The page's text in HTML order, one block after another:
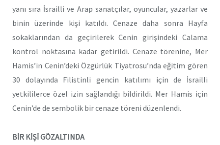
yanı sıra İsrailli ve Arap sanatçılar, oyuncular, yazarlar ve
binin üzerinde kişi katıldı. Cenaze daha sonra Hayfa
sokaklarından da geçirilerek Cenin girişindeki Calama
kontrol noktasına kadar getirildi. Cenaze törenine, Mer
Hamis’in Cenin’deki Özgürlük Tiyatrosu’nda eğitim gören
30 dolayında Filistinli gencin katılımı için de İsrailli
yetkililerce özel izin sağlandığı bildirildi. Mer Hamis için
Cenin’de de sembolik bir cenaze töreni düzenlendi.
BİR KİŞİ GÖZALTINDA